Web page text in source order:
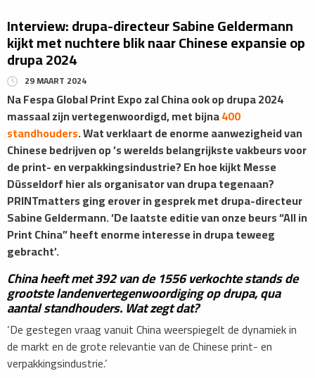
Interview: drupa-directeur Sabine Geldermann
kijkt met nuchtere blik naar Chinese expansie op
drupa 2024
29 MAART 2024
Na Fespa Global Print Expo zal China ook op drupa 2024
massaal zijn vertegenwoordigd, met bijna400
standhouders. Wat verklaart de enorme aanwezigheid van
Chinese bedrijven op ’s werelds belangrijkste vakbeurs voor
de print- en verpakkingsindustrie? En hoe kijkt Messe
Düsseldorf hier als organisator van drupa tegenaan?
PRINTmatters ging erover in gesprek met drupa-directeur
Sabine Geldermann. ‘De laatste editie van onze beurs “All in
Print China” heeft enorme interesse in drupa teweeg
gebracht’.
China heeft met 392 van de 1556 verkochte stands de
grootste landenvertegenwoordiging op drupa, qua
aantal standhouders. Wat zegt dat?
‘De gestegen vraag vanuit China weerspiegelt de dynamiek in
de markt en de grote relevantie van de Chinese print- en
verpakkingsindustrie.’